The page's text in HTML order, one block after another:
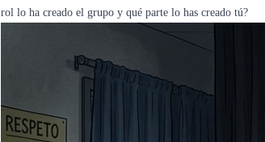
rol lo ha creado el grupo y qué parte lo has creado tú?